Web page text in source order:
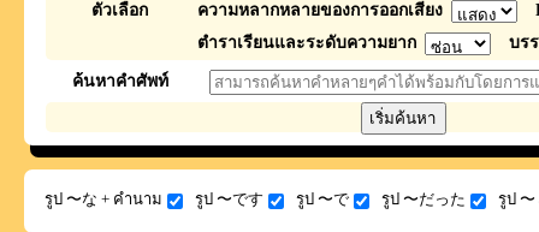
ตัวเลือก ความหลากหลายของการออกเสียง
ตำราเรียนและระดับความยาก
บร
ค้นหาคำศัพท์
รูป 〜な + คำนาม รูป 〜です รูป 〜で รูป 〜だった รูป 〜